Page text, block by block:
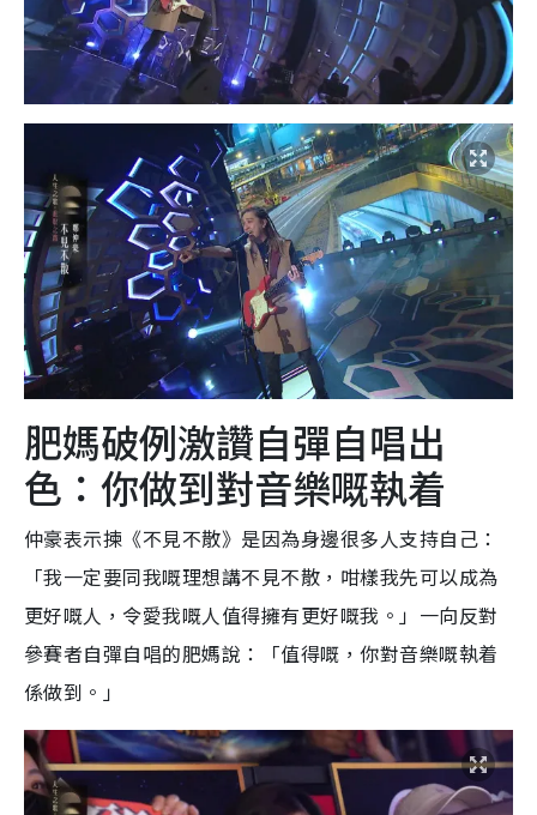
肥媽破例激讚自彈自唱出
色：你做到對音樂嘅執着
仲豪表示揀《不見不散》是因為身邊很多人支持自己：
「我一定要同我嘅理想講不見不散，咁樣我先可以成為
更好嘅人，令愛我嘅人值得擁有更好嘅我。」一向反對
參賽者自彈自唱的肥媽說：「值得嘅，你對音樂嘅執着
係做到。」